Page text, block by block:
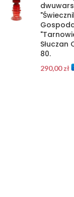
Słuczan
80.
290,00zł